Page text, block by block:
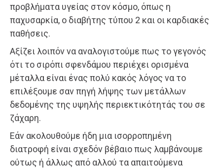
προβλήματα υγείας στον κόσμο, όπως η
παχυσαρκία, ο διαβήτης τύπου 2 και οι καρδιακές
παθήσεις.
Αξίζει λοιπόν να αναλογιστούμε πως το γεγονός
ότι το σιρόπι σφενδάμου περιέχει ορισμένα
μέταλλα είναι ένας πολύ κακός λόγος να το
επιλέξουμε σαν πηγή λήψης των μετάλλων
δεδομένης της υψηλής περιεκτικότητάς του σε
ζάχαρη.
Εάν ακολουθούμε ήδη μια ισορροπημένη
διατροφή είναι σχεδόν βέβαιο πως λαμβάνουμε
ούτως ή άλλως από αλλού τα απαιτούμενα